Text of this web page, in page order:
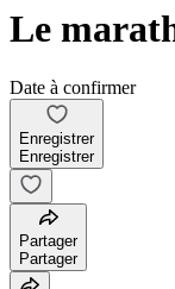
Le
Date à confirmer
Enregistrer
Enregistrer
Partager
Partager